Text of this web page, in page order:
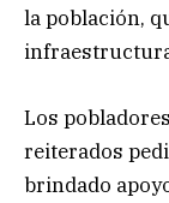
la población,
Los
reiterados
brindado